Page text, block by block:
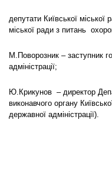
депутати Київської міської
міської ради з питань
М.Поворозник – заступник
адміністрації;
Ю.Крикунов – директор
виконавчого органу
державної адміністрації).